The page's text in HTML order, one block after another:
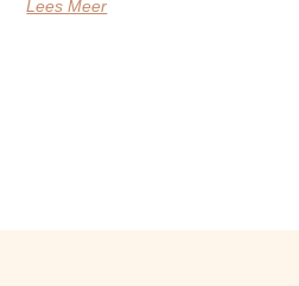
Lees Meer